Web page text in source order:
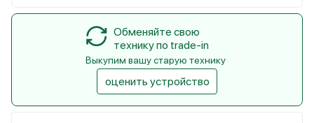
Обменяйте свою
технику по trade-in
Выкупим вашу старую технику
оценить устройство